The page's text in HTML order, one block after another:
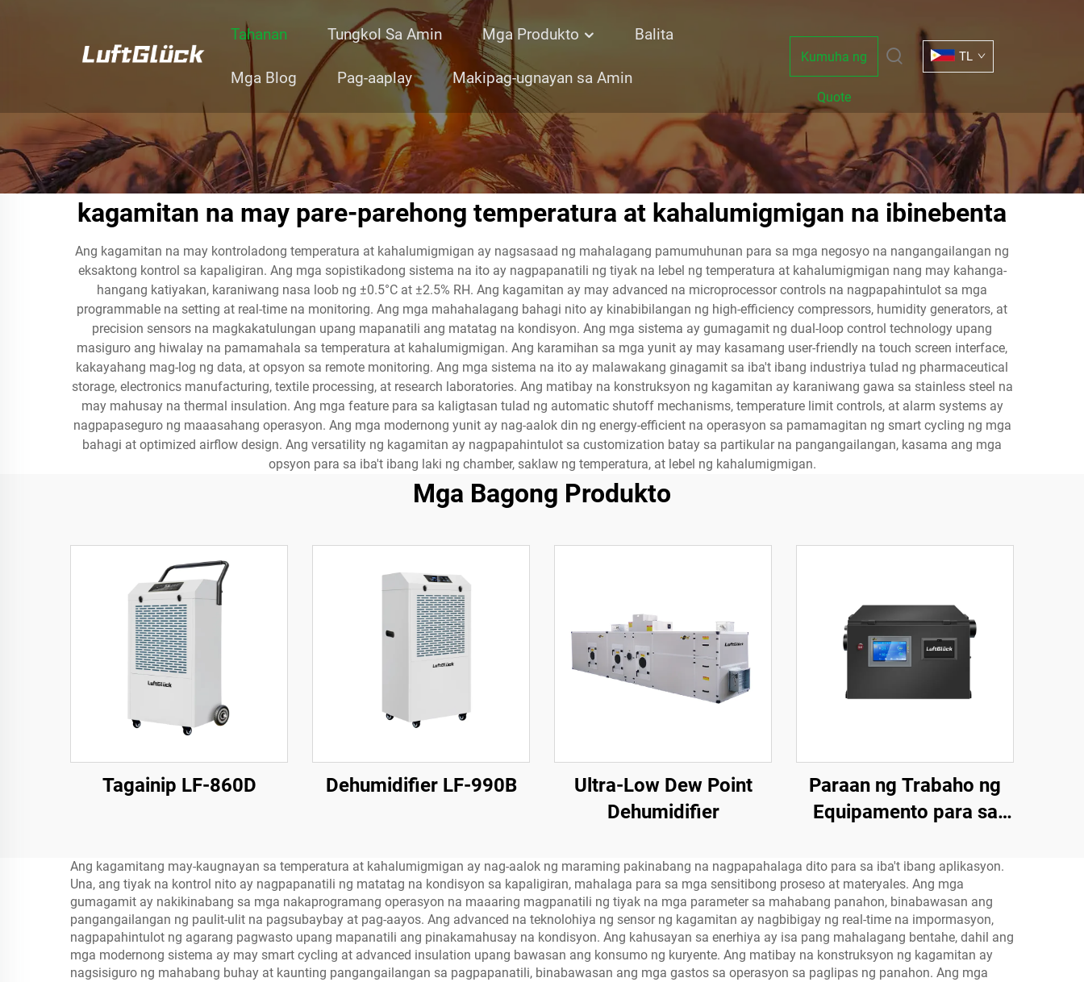
Tahanan Tungkol Sa Amin Mga Produkto Balita
Mga Blog Pag-aaplay Makipag-ugnayan sa Amin
Kumuha ng
Quote
TL
kagamitan na may pare-parehong temperatura at kahalumigmigan na ibinebenta
Ang kagamitan na may kontroladong temperatura at kahalumigmigan ay nagsasaad ng mahalagang pamumuhunan para sa mga negosyo na nangangailangan ng
eksaktong kontrol sa kapaligiran. Ang mga sopistikadong sistema na ito ay nagpapanatili ng tiyak na lebel ng temperatura at kahalumigmigan nang may kahanga-
hangang katiyakan, karaniwang nasa loob ng ±0.5°C at ±2.5% RH. Ang kagamitan ay may advanced na microprocessor controls na nagpapahintulot sa mga
programmable na setting at real-time na monitoring. Ang mga mahahalagang bahagi nito ay kinabibilangan ng high-efficiency compressors, humidity generators, at
precision sensors na magkakatulungan upang mapanatili ang matatag na kondisyon. Ang mga sistema ay gumagamit ng dual-loop control technology upang
masiguro ang hiwalay na pamamahala sa temperatura at kahalumigmigan. Ang karamihan sa mga yunit ay may kasamang user-friendly na touch screen interface,
kakayahang mag-log ng data, at opsyon sa remote monitoring. Ang mga sistema na ito ay malawakang ginagamit sa iba't ibang industriya tulad ng pharmaceutical
storage, electronics manufacturing, textile processing, at research laboratories. Ang matibay na konstruksyon ng kagamitan ay karaniwang gawa sa stainless steel na
may mahusay na thermal insulation. Ang mga feature para sa kaligtasan tulad ng automatic shutoff mechanisms, temperature limit controls, at alarm systems ay
nagpapaseguro ng maaasahang operasyon. Ang mga modernong yunit ay nag-aalok din ng energy-efficient na operasyon sa pamamagitan ng smart cycling ng mga
bahagi at optimized airflow design. Ang versatility ng kagamitan ay nagpapahintulot sa customization batay sa partikular na pangangailangan, kasama ang mga
opsyon para sa iba't ibang laki ng chamber, saklaw ng temperatura, at lebel ng kahalumigmigan.
Mga Bagong Produkto
Tagainip LF-860D Dehumidifier LF-990B
Ultra-Low Dew Point
Dehumidifier
Paraan ng Trabaho ng
Equipamento para sa
Temperatura at
Kagubatan
Ang kagamitang may-kaugnayan sa temperatura at kahalumigmigan ay nag-aalok ng maraming pakinabang na nagpapahalaga dito para sa iba't ibang aplikasyon.
Una, ang tiyak na kontrol nito ay nagpapanatili ng matatag na kondisyon sa kapaligiran, mahalaga para sa mga sensitibong proseso at materyales. Ang mga
gumagamit ay nakikinabang sa mga nakaprogramang operasyon na maaaring magpanatili ng tiyak na mga parameter sa mahabang panahon, binabawasan ang
pangangailangan ng paulit-ulit na pagsubaybay at pag-aayos. Ang advanced na teknolohiya ng sensor ng kagamitan ay nagbibigay ng real-time na impormasyon,
nagpapahintulot ng agarang pagwasto upang mapanatili ang pinakamahusay na kondisyon. Ang kahusayan sa enerhiya ay isa pang mahalagang bentahe, dahil ang
mga modernong sistema ay may smart cycling at advanced insulation upang bawasan ang konsumo ng kuryente. Ang matibay na konstruksyon ng kagamitan ay
nagsisiguro ng mahabang buhay at kaunting pangangailangan sa pagpapanatili, binabawasan ang mga gastos sa operasyon sa paglipas ng panahon. Ang mga